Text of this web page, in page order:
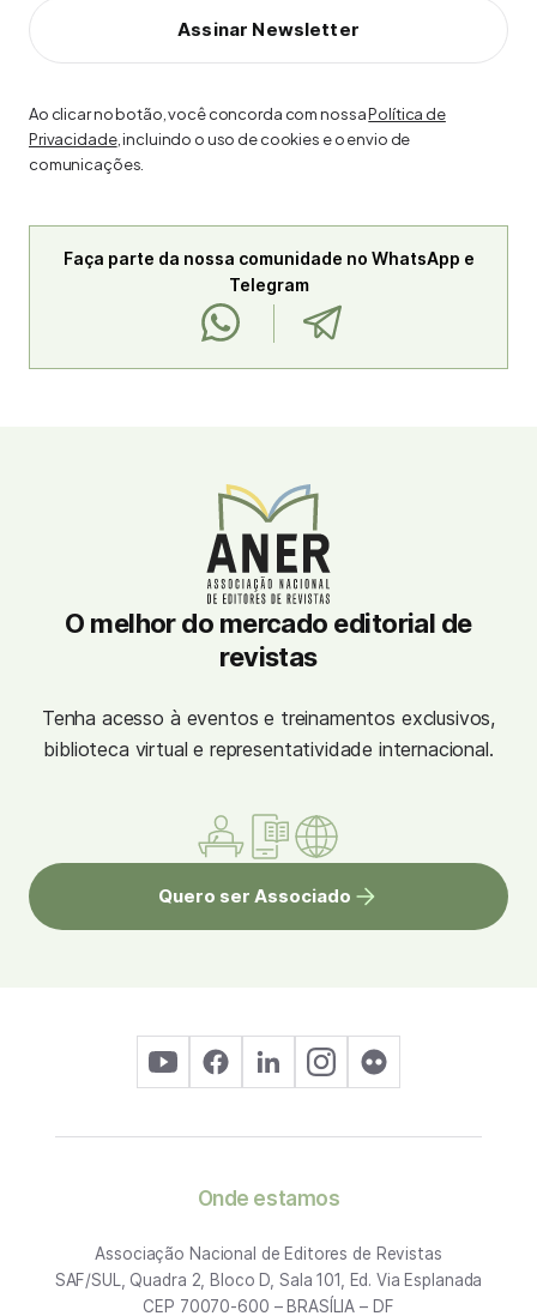
Assinar Newsletter
Ao clicar no botão, você concorda com nossaPolítica de
Privacidade, incluindo o uso de cookies e o envio de
comunicações.
Faça parte da nossa comunidade no WhatsApp e
Telegram
O melhor do mercado editorial de
revistas
Tenha acesso à eventos e treinamentos exclusivos,
biblioteca virtual e representatividade internacional.
Quero ser Associado
Onde estamos
Associação Nacional de Editores de Revistas
SAF/SUL, Quadra 2, Bloco D, Sala 101, Ed. Via Esplanada
CEP 70070-600 – BRASÍLIA – DF